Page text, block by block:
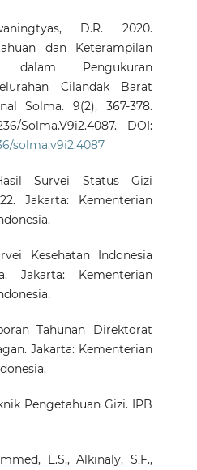
D.R. 2020.
dan Keterampilan
dalam Pengukuran
Cilandak Barat
Solma. 9(2), 367-378.
Solma.V9i2.4087. DOI:
solma.v9i2.4087
Survei Status Gizi
Jakarta: Kementerian
Kesehatan Indonesia
Jakarta: Kementerian
Tahunan Direktorat
Jakarta: Kementerian
Pengetahuan Gizi. IPB
E.S., Alkinaly, S.F.,